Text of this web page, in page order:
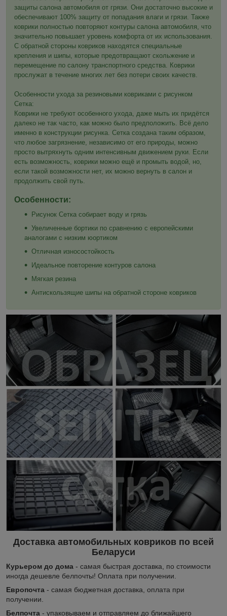
защиты салона автомобиля от грязи. Они достаточно высокие и
обеспечивают 100% защиту от попадания влаги и грязи. Также
коврики полностью повторяют контуры салона автомобиля, что
значительно повышает уровень комфорта от их использования.
С обратной стороны ковриков находятся специальные
крепления и шипы, которые предотвращают скольжение и
перемещение по салону транспортного средства. Коврики
прослужат в течение многих лет без потери своих качеств.
Особенности ухода за резиновыми ковриками с рисунком
Сетка:
Коврики не требуют особенного ухода, даже мыть их придётся
далеко не так часто, как можно было предположить. Всё дело
именно в конструкции рисунка. Сетка создана таким образом,
что любое загрязнение, независимо от его природы, можно
просто вытряхнуть одним интенсивным движением руки. Если
есть возможность, коврики можно ещё и промыть водой, но,
если такой возможности нет, их можно вернуть в салон и
продолжить свой путь.
Особенности:
Рисунок Сетка собирает воду и грязь
Увеличенные бортики по сравнению с европейскими
аналогами с низким юортиком
Отличная износостойкость
Идеальное повторение контуров салона
Мягкая резина
Антискользящие шипы на обратной стороне ковриков
Доставка автомобильных ковриков по всей
Беларуси
Курьером до дома - самая быстрая доставка, по стоимости
иногда дешевле белпочты! Оплата при получении.
Европочта - самая бюджетная доставка, оплата при
получении.
Белпочта - упаковываем и отправляем до ближайшего